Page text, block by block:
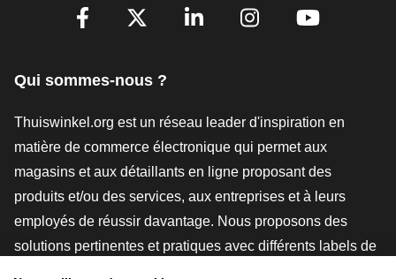
[_General:SocialMediaTitle]
Qui sommes-nous ?
Thuiswinkel.org est un réseau leader d'inspiration en
matière de commerce électronique qui permet aux
magasins et aux détaillants en ligne proposant des
produits et/ou des services, aux entreprises et à leurs
employés de réussir davantage. Nous proposons des
solutions pertinentes et pratiques avec différents labels de